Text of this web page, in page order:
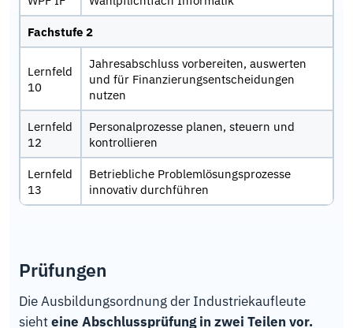
Fachstufe 2
Lernfeld
10
Jahresabschluss vorbereiten, auswerten
und für Finanzierungsentscheidungen
nutzen
Lernfeld
12
Personalprozesse planen, steuern und
kontrollieren
Lernfeld
13
Betriebliche Problemlösungsprozesse
innovativ durchführen
Prüfungen
Die Ausbildungsordnung der Industriekaufleute
siehteine Abschlussprüfung in zwei Teilen vor.